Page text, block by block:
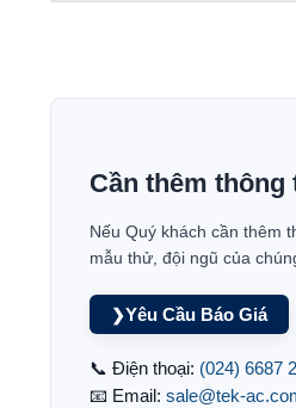
Cần thêm
Nếu Quý khách cần thêm
mẫu thử, đội ngũ của
❯Yêu Cầu Báo Giá
📞 Điện thoại: (024) 6687
📧 Email: sale@tek-